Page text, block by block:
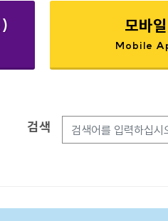
모바
Mobile
검색